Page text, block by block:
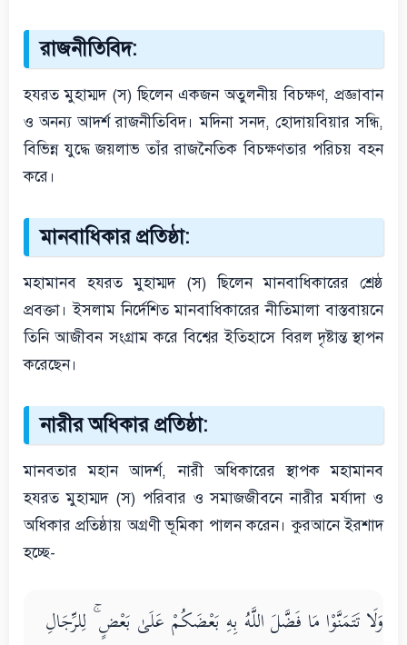
রাজনীতিবিদ:
হযরত মুহাম্মদ (স) ছিলেন একজন অতুলনীয় বিচক্ষণ, প্রজ্ঞাবান
ও অনন্য আদর্শ রাজনীতিবিদ। মদিনা সনদ, হোদায়বিয়ার সন্ধি,
বিভিন্ন যুদ্ধে জয়লাভ তাঁর রাজনৈতিক বিচক্ষণতার পরিচয় বহন
করে।
মানবাধিকার প্রতিষ্ঠা:
মহামানব হযরত মুহাম্মদ (স) ছিলেন মানবাধিকারের শ্রেষ্ঠ
প্রবক্তা। ইসলাম নির্দেশিত মানবাধিকারের নীতিমালা বাস্তবায়নে
তিনি আজীবন সংগ্রাম করে বিশ্বের ইতিহাসে বিরল দৃষ্টান্ত স্থাপন
করেছেন।
নারীর অধিকার প্রতিষ্ঠা:
মানবতার মহান আদর্শ, নারী অধিকারের স্থাপক মহামানব
হযরত মুহাম্মদ (স) পরিবার ও সমাজজীবনে নারীর মর্যাদা ও
অধিকার প্রতিষ্ঠায় অগ্রণী ভূমিকা পালন করেন। কুরআনে ইরশাদ
হচ্ছে-
وَلَا تَتَمَنَّوْا مَا فَضَّلَ اللَّهُ بِهِ بَعْضَكُمْ عَلَىٰ بَعْضٍ ۚ لِلرِّجَالِ